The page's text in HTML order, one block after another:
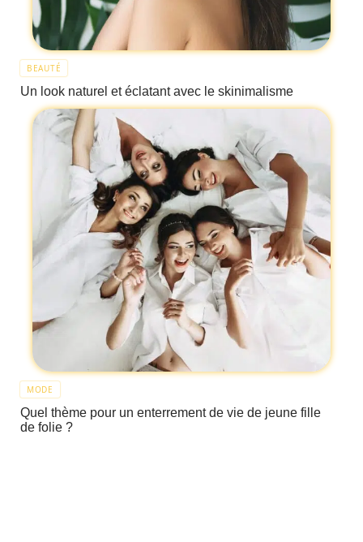
BEAUTÉ
Un look naturel et éclatant avec le skinimalisme
MODE
Quel thème pour un enterrement de vie de jeune fille
de folie ?